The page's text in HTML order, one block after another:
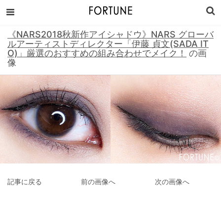
《NARS2018秋新作アイシャドウ》NARS グローバ
ルアーティストディレクター「伊藤 貞文(SADA IT
O)」厳選のおすすめの組み合わせでメイク！
の画
像
記事に戻る 前の画像へ 次の画像へ